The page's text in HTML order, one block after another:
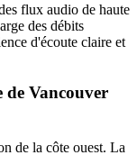
flux audio de haute
des débits
d'écoute claire et
de Vancouver
de la côte ouest. La